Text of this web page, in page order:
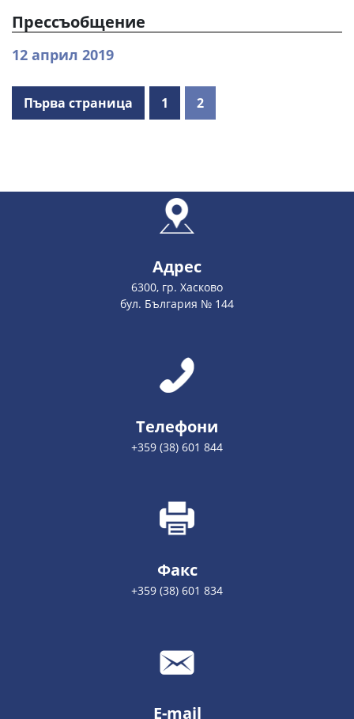
Прессъобщение
12 април 2019
Първа страница 1 2
Адрес
6300, гр. Хасково
бул. България № 144
Телефони
+359 (38) 601 844
Факс
+359 (38) 601 834
E-mail